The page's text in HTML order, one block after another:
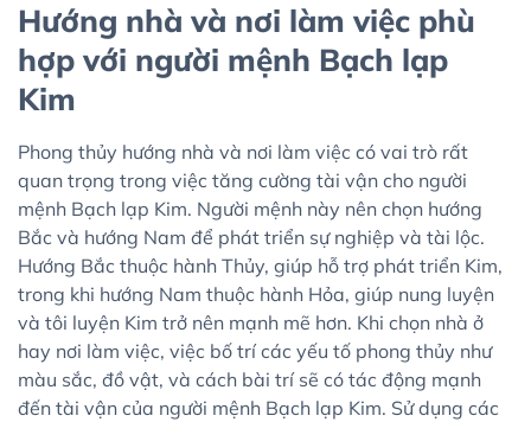
Hướng nhà và nơi làm việc phù
hợp với người mệnh Bạch lạp
Kim
Phong thủy hướng nhà và nơi làm việc có vai trò rất
quan trọng trong việc tăng cường tài vận cho người
mệnh Bạch lạp Kim. Người mệnh này nên chọn hướng
Bắc và hướng Nam để phát triển sự nghiệp và tài lộc.
Hướng Bắc thuộc hành Thủy, giúp hỗ trợ phát triển Kim,
trong khi hướng Nam thuộc hành Hỏa, giúp nung luyện
và tôi luyện Kim trở nên mạnh mẽ hơn. Khi chọn nhà ở
hay nơi làm việc, việc bố trí các yếu tố phong thủy như
màu sắc, đồ vật, và cách bài trí sẽ có tác động mạnh
đến tài vận của người mệnh Bạch lạp Kim. Sử dụng các